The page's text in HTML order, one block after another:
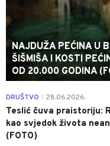
NAJDUŽA PEĆINA U
ŠIŠMIŠA I KOSTI
OD 20.000 GODINA
DRUŠTVO 28.06.2026.
Teslić čuva praistoriju:
kao svjedok života
(FOTO)